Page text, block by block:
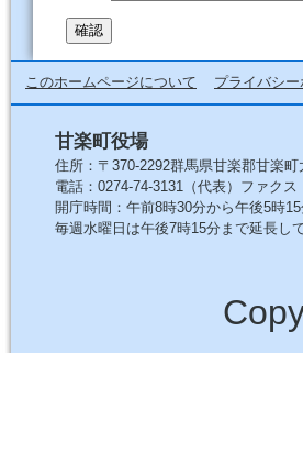
このホームページについて プライバシ
甘楽町役場
住所：〒370-2292群馬県甘楽郡甘楽町
電話：0274-74-3131（代表）ファクス
開庁時間：午前8時30分から午後5時
毎週水曜日は午後7時15分まで延長し